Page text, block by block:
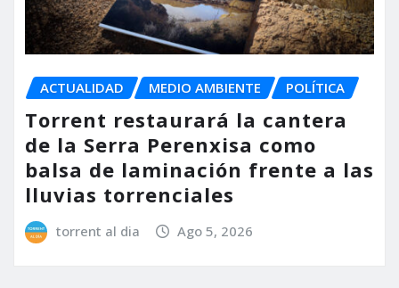
ACTUALIDAD MEDIO AMBIENTE POLÍTICA
Torrent restaurará la cantera
de la Serra Perenxisa como
balsa de laminación frente a las
lluvias torrenciales
torrent al dia Ago 5, 2026